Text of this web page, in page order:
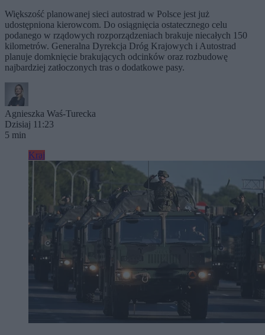
Większość planowanej sieci autostrad w Polsce jest już
udostępniona kierowcom. Do osiągnięcia ostatecznego celu
podanego w rządowych rozporządzeniach brakuje niecałych 150
kilometrów. Generalna Dyrekcja Dróg Krajowych i Autostrad
planuje domknięcie brakujących odcinków oraz rozbudowę
najbardziej zatłoczonych tras o dodatkowe pasy.
Agnieszka Waś-Turecka
Dzisiaj 11:23
5 min
Kraj